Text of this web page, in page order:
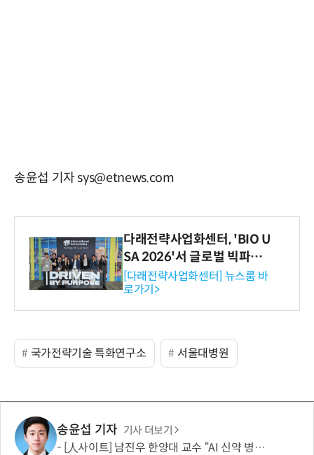
송윤섭 기자 sys@etnews.com
다래전략사업화센터, 'BIO U
SA 2026'서 글로벌 빅파마
와의 비즈니스 미팅 지원…K
-바이오 해외 진출 교두보 확
보
[다래전략사업화센터] 뉴스룸 바
로가기>
국가전략기술 특화연구소 서울대병원
송윤섭 기자 기사 더보기
[人사이트] 남진우 한양대 교수 “AI 신약 병목, K-문샷으로 극복해 개발 속도 10배 향상”